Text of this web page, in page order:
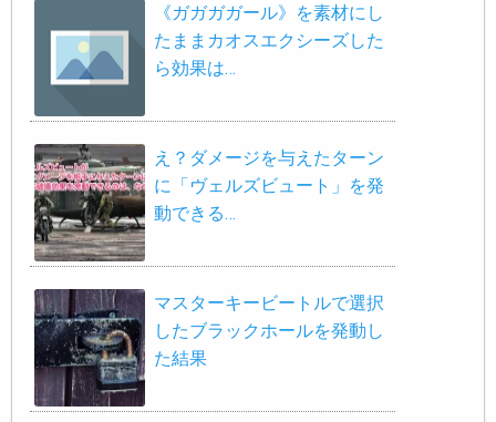
《ガガガガール》を素材にし
たままカオスエクシーズした
ら効果は…
え？ダメージを与えたターン
に「ヴェルズビュート」を発
動できる…
マスターキービートルで選択
したブラックホールを発動し
た結果